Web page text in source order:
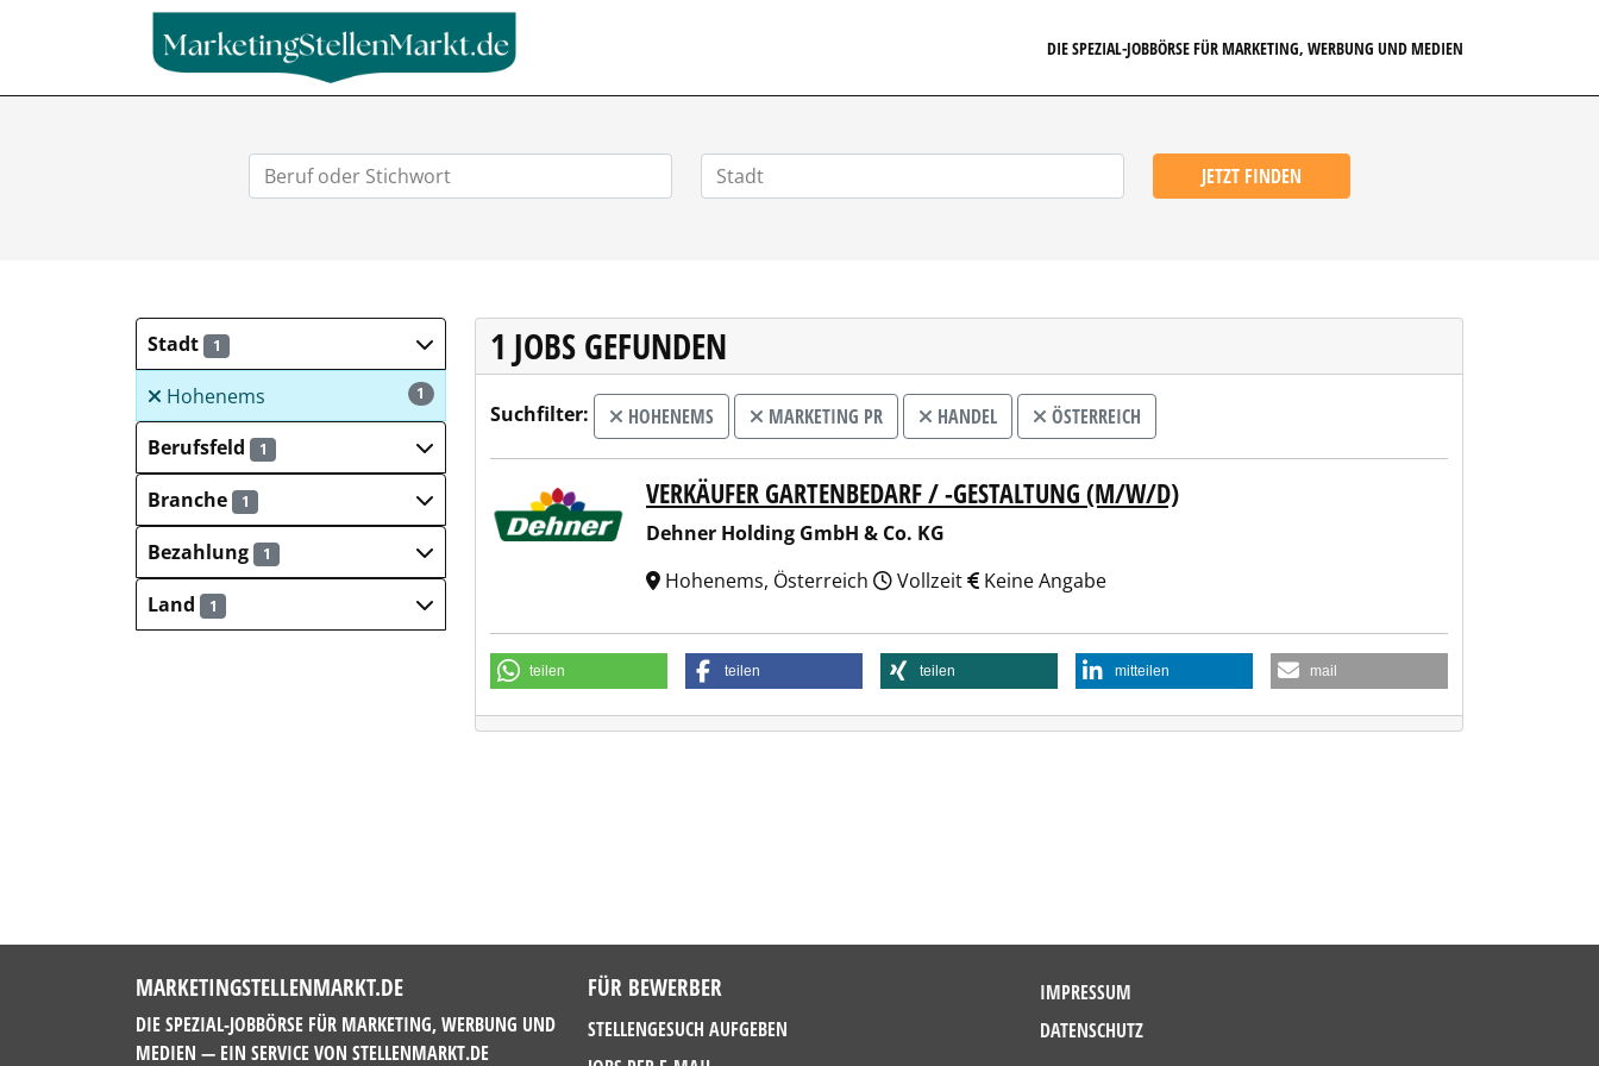
DIE SPEZIAL-JOBBÖRSE FÜR MARKETING, WERBUNG UND MEDIEN
JETZT FINDEN
Stadt 1
1
Hohenems
Berufsfeld
1
Branche 1
Bezahlung 1
Land 1
1 JOBS GEFUNDEN
Suchfilter: HOHENEMS MARKETING PR HANDEL ÖSTERREICH
Dehner Holding GmbH & Co. KGVERKÄUFER GARTENBEDARF / -GESTALTUNG (M/W/D)
Dehner Holding GmbH & Co. KG
Hohenems, Österreich
Vollzeit Keine Angabe
teilen teilen teilen mitteilen mail
MARKETINGSTELLENMARKT.DE
DIE SPEZIAL-JOBBÖRSE FÜR MARKETING, WERBUNG UND
MEDIEN — EIN SERVICE VON STELLENMARKT.DE
FÜR BEWERBER
STELLENGESUCH AUFGEBEN
IMPRESSUM
DATENSCHUTZ